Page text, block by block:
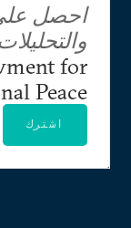
احصل على
for
Peace
اشترك